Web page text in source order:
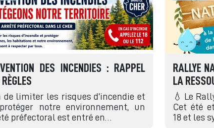
DES INCENDIES : RAPPEL
RÈGLES
de limiter les risques d'incendie et
notre environnement, un
préfectoral est entré en…
RALLYE
LA
💧 Le
Cet été
18 et les